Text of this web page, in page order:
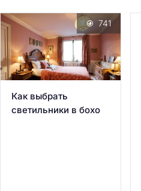
Как выбрать
светильники в бохо
741